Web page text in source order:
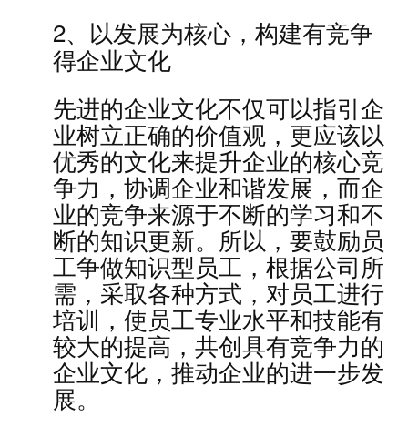
2、以发展为核心，构建有竞争
得企业文化
先进的企业文化不仅可以指引企
业树立正确的价值观，更应该以
优秀的文化来提升企业的核心竞
争力，协调企业和谐发展，而企
业的竞争来源于不断的学习和不
断的知识更新。所以，要鼓励员
工争做知识型员工，根据公司所
需，采取各种方式，对员工进行
培训，使员工专业水平和技能有
较大的提高，共创具有竞争力的
企业文化，推动企业的进一步发
展。